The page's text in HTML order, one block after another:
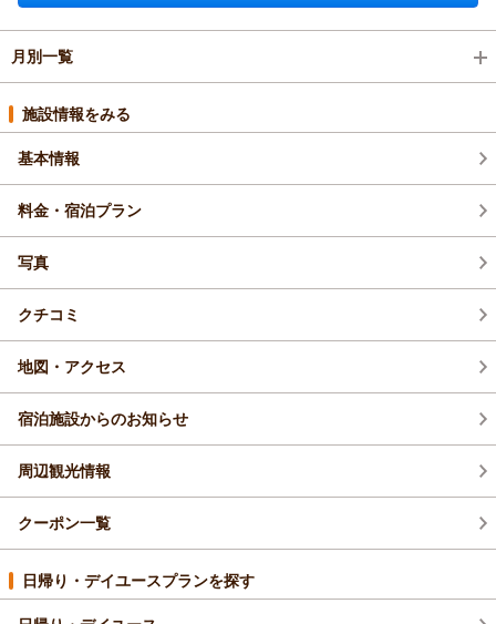
月別一覧
2026年8月(1)
2026年7月(6)
2026年5月(3)
2026年4月(5)
施設情報をみる
基本情報
料金・宿泊プラン
写真
クチコミ
地図・アクセス
宿泊施設からのお知らせ
周辺観光情報
クーポン一覧
日帰り・デイユースプランを探す